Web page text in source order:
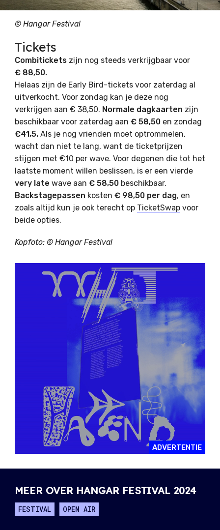
ADVERTENTIE
© Hangar Festival
Tickets
Combitickets zijn nog steeds verkrijgbaar voor
€ 88,50.
Helaas zijn de Early Bird-tickets voor zaterdag al
uitverkocht. Voor zondag kan je deze nog
verkrijgen aan € 38,50. Normale dagkaarten zijn
beschikbaar voor zaterdag aan € 58,50 en zondag
€41,5. Als je nog vrienden moet optrommelen,
wacht dan niet te lang, want de ticketprijzen
stijgen met €10 per wave. Voor degenen die tot het
laatste moment willen beslissen, is er een vierde
very late wave aan € 58,50 beschikbaar.
Backstagepassen kosten € 98,50 per dag, en
zoals altijd kun je ook terecht op TicketSwap voor
beide opties.
Kopfoto: © Hangar Festival
MEER OVER HANGAR FESTIVAL 2024
FESTIVAL OPEN AIR